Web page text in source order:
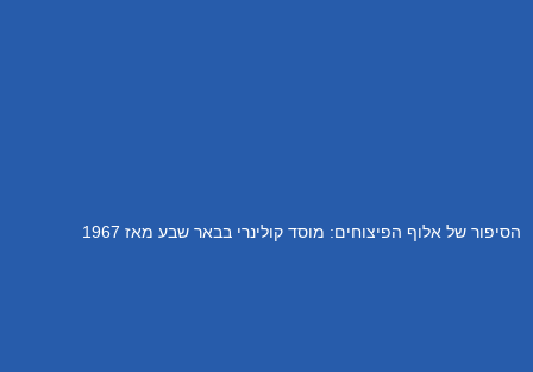
הסיפור של אלוף הפיצוחים: מוסד קולינרי בבאר שבע מאז 1967